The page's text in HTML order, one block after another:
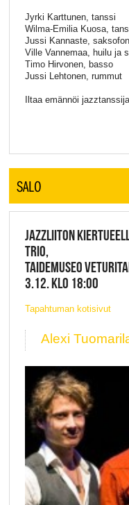
Jyrki Karttunen, tanssi
Wilma-Emilia Kuosa,
Jussi Kannaste,
Ville Vannemaa, huilu ja
Timo Hirvonen, basso
Jussi Lehtonen, rummut
Iltaa emännöi
SALO
JAZZLIITON
TRIO,
TAIDEMUSEO
3.12. KLO 18:00
Tapahtuman kotisivut
Alexi